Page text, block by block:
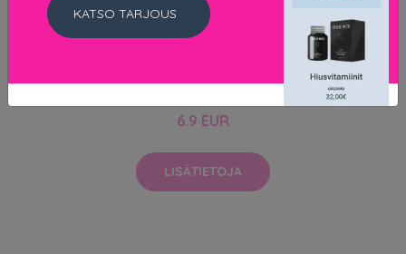
Pieces New Nikoline 2-Pack 20 Den Knee Socks Black
6.9 EUR
LISÄTIETOJA
KATSO TARJOUS